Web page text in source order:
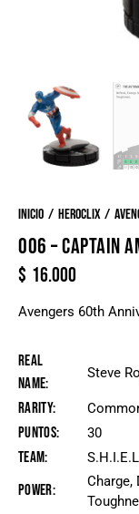
Inicio Heroclix
006 – CAPTAIN
$ 16.000
Avengers 60th
Real
Name
Steve
Rarity
Puntos 30
Team
Power
Charge,